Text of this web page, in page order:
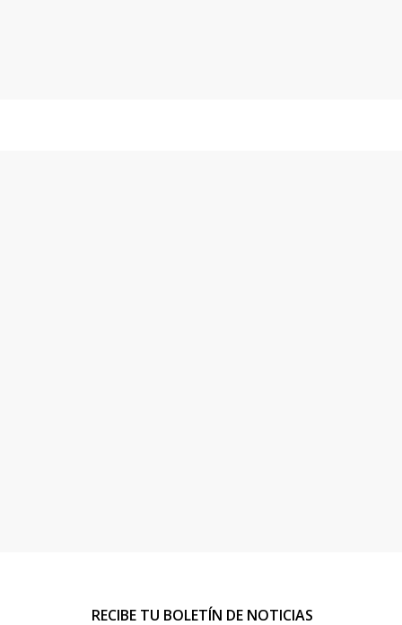
RECIBE TU BOLETÍN DE NOTICIAS